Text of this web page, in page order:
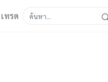
เทรด